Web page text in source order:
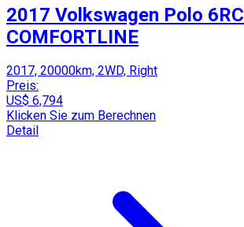
2017 Volkswagen Polo
COMFORTLINE
2017, 20000km, 2WD, Right
Preis:
US$ 6,794
Klicken Sie zum Berechnen
Detail